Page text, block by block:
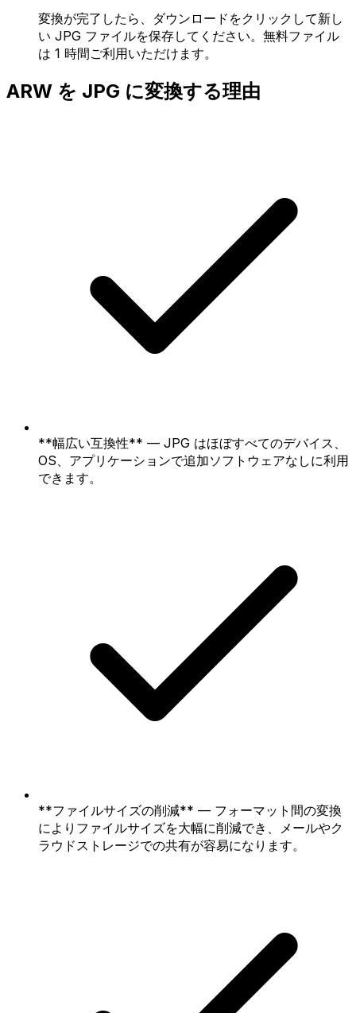
変換が完了したら、ダウンロードをクリックして新し
い JPG ファイルを保存してください。無料ファイル
は 1 時間ご利用いただけます。
ARW を JPG に変換する理由
**幅広い互換性** — JPG はほぼすべてのデバイス、
OS、アプリケーションで追加ソフトウェアなしに利用
できます。
**ファイルサイズの削減** — フォーマット間の変換
によりファイルサイズを大幅に削減でき、メールやク
ラウドストレージでの共有が容易になります。